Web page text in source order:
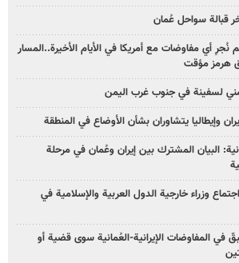
قبالة سواحل عُمان
نُجرِ أي مفاوضات مع أمريكا في الأيام الأخيرة..المسار
هرمز مؤقت
لسفينة في جنوب غرب اليمن
وإيطاليا يتشاوران بشأن الأوضاع في المنطقة
البيان المشترك بين إيران وعُمان في مرحلة
وزراء خارجية الدول العربية والإسلامية في
في المفاوضات الإيرانية-العُمانية سوى قضية أو